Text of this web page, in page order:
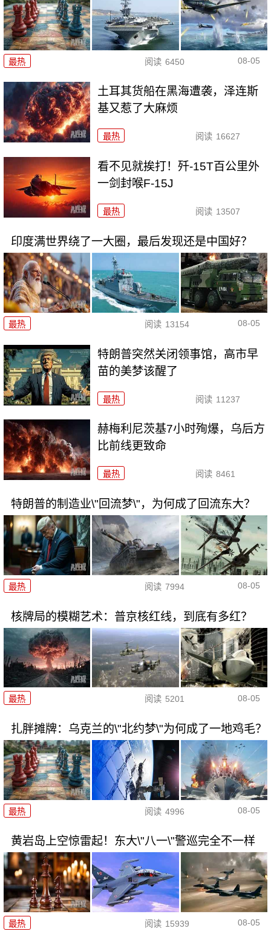
最热 阅读 6450 08-05
土耳其货船在黑海遭袭，泽连斯
基又惹了大麻烦
最热 阅读 16627
看不见就挨打！歼-15T百公里外
一剑封喉F-15J
最热 阅读 13507
印度满世界绕了一大圈，最后发现还是中国好？
最热 阅读 13154 08-05
特朗普突然关闭领事馆，高市早
苗的美梦该醒了
最热 阅读 11237
赫梅利尼茨基7小时殉爆，乌后方
比前线更致命
最热 阅读 8461
特朗普的制造业\"回流梦\"，为何成了回流东大？
最热 阅读 7994 08-05
核牌局的模糊艺术：普京核红线，到底有多红？
最热 阅读 5201 08-05
扎胖摊牌：乌克兰的\"北约梦\"为何成了一地鸡毛？
最热 阅读 4996 08-05
黄岩岛上空惊雷起！东大\"八一\"警巡完全不一样
最热 阅读 15939 08-05